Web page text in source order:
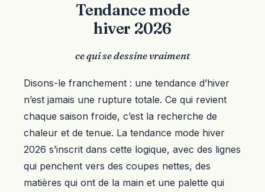
Tendance mode
hiver 2026
ce qui se dessine vraiment
Disons-le franchement : une tendance d’hiver
n’est jamais une rupture totale. Ce qui revient
chaque saison froide, c’est la recherche de
chaleur et de tenue. La tendance mode hiver
2026 s’inscrit dans cette logique, avec des lignes
qui penchent vers des coupes nettes, des
matières qui ont de la main et une palette qui